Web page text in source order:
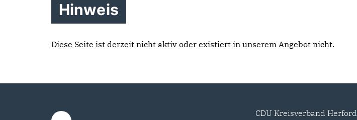
Hinweis
Diese Seite ist derzeit nicht aktiv oder existiert in unserem Angebot nicht.
CDU Kreisverband Herford